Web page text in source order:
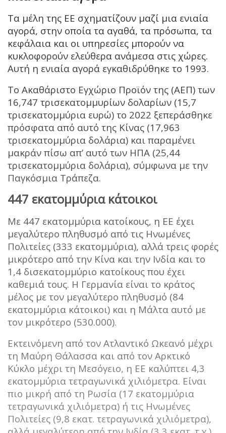
Τα μέλη της ΕΕ σχηματίζουν μαζί μια ενιαία
αγορά, στην οποία τα αγαθά, τα πρόσωπα, τα
κεφάλαια και οι υπηρεσίες μπορούν να
κυκλοφορούν ελεύθερα ανάμεσα στις χώρες.
Αυτή η ενιαία αγορά εγκαθιδρύθηκε το 1993.
Το Ακαθάριστο Εγχώριο Προϊόν της (ΑΕΠ) των
16,747 τρισεκατομμυρίων δολαρίων (15,7
τρισεκατομμύρια ευρώ) το 2022 ξεπεράσθηκε
πρόσφατα από αυτό της Κίνας (17,963
τρισεκατομμύρια δολάρια) και παραμένει
μακράν πίσω απ’ αυτό των ΗΠΑ (25,44
τρισεκατομμύρια δολάρια), σύμφωνα με την
Παγκόσμια Τράπεζα.
447 εκατομμύρια κάτοικοι
Με 447 εκατομμύρια κατοίκους, η ΕΕ έχει
μεγαλύτερο πληθυσμό από τις Ηνωμένες
Πολιτείες (333 εκατομμύρια), αλλά τρεις φορές
μικρότερο από την Κίνα και την Ινδία και το
1,4 δισεκατομμύριο κατοίκους που έχει
καθεμιά τους. Η Γερμανία είναι το κράτος
μέλος με τον μεγαλύτερο πληθυσμό (84
εκατομμύρια κάτοικοι) και η Μάλτα αυτό με
τον μικρότερο (530.000).
Εκτεινόμενη από τον Ατλαντικό Ωκεανό μέχρι
τη Μαύρη Θάλασσα και από τον Αρκτικό
Κύκλο μέχρι τη Μεσόγειο, η ΕΕ καλύπτει 4,3
εκατομμύρια τετραγωνικά χιλιόμετρα. Είναι
πιο μικρή από τη Ρωσία (17 εκατομμύρια
τετραγωνικά χιλιόμετρα) ή τις Ηνωμένες
Πολιτείες (9,8 εκατ. τετραγωνικά χιλιόμετρα),